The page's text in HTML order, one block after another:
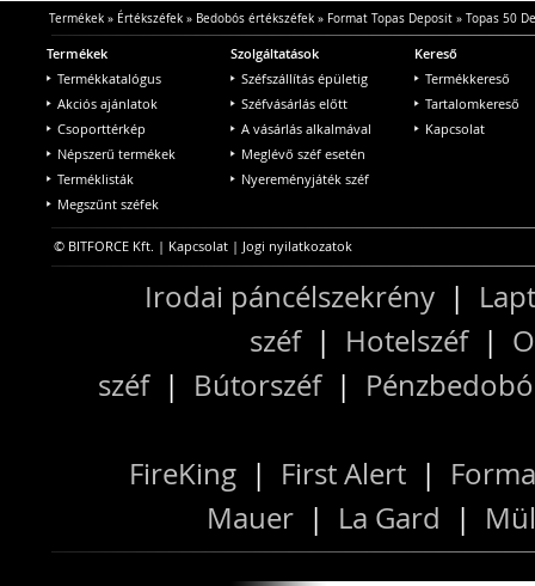
Termékek» Értékszéfek» Bedobós értékszéfek» Format Topas Deposit» Topas 50
Termékek
Termékkatalógus
Akciós ajánlatok
Csoporttérkép
Népszerű termékek
Terméklisták
Megszűnt széfek
Szolgáltatások
Széfszállítás épületig
Széfvásárlás előtt
A vásárlás alkalmával
Meglévő széf esetén
Nyereményjáték széf
Kereső
Termékkereső
Tartalomkereső
Kapcsolat
© BITFORCE Kft. | Kapcsolat | Jogi nyilatkozatok
Irodai páncélszekrény |
széf| Hotelszéf|
széf| Bútorszéf|
FireKing | First Alert |
Mauer | La Gard |